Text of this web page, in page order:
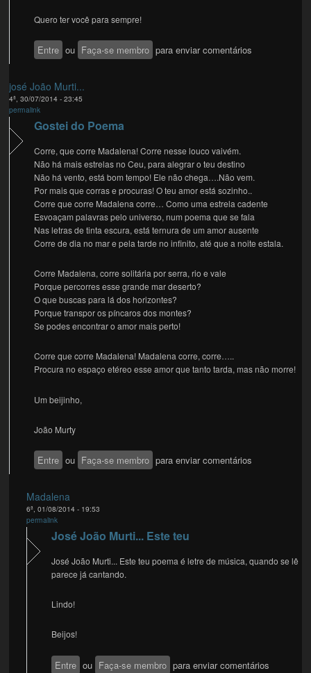
Quero ter você para sempre!
Entre ou Faça-se membro para enviar comentários
josé João Murti...
4ª, 30/07/2014 - 23:45
permalink
Gostei do Poema
Corre, que corre Madalena! Corre nesse louco vaivém.
Não há mais estrelas no Ceu, para alegrar o teu destino
Não há vento, está bom tempo! Ele não chega….Não vem.
Por mais que corras e procuras! O teu amor está sozinho..
Corre que corre Madalena corre… Como uma estrela cadente
Esvoaçam palavras pelo universo, num poema que se fala
Nas letras de tinta escura, está ternura de um amor ausente
Corre de dia no mar e pela tarde no infinito, até que a noite estala.
Corre Madalena, corre solitária por serra, rio e vale
Porque percorres esse grande mar deserto?
O que buscas para lá dos horizontes?
Porque transpor os píncaros dos montes?
Se podes encontrar o amor mais perto!
Corre que corre Madalena! Madalena corre, corre…..
Procura no espaço etéreo esse amor que tanto tarda, mas não morre!
Um beijinho,
João Murty
Entre ou Faça-se membro para enviar comentários
Madalena
6ª, 01/08/2014 - 19:53
permalink
José João Murti... Este teu
José João Murti... Este teu poema é letre de música, quando se lê
parece já cantando.
Lindo!
Beijos!
Entre ou Faça-se membro para enviar comentários